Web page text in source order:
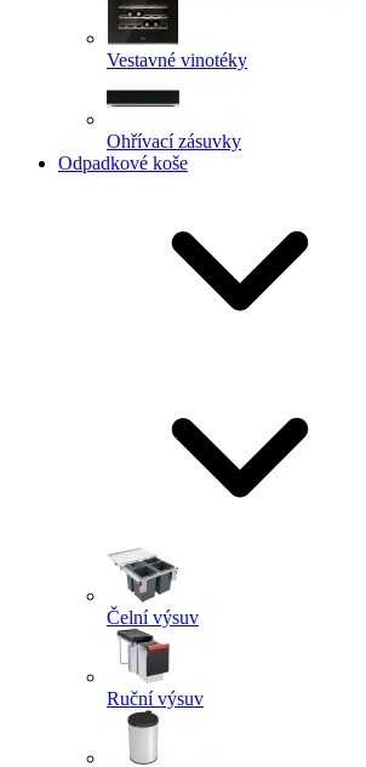
Vestavné vinotéky
Ohřívací zásuvky
Odpadkové koše
Čelní výsuv
Ruční výsuv